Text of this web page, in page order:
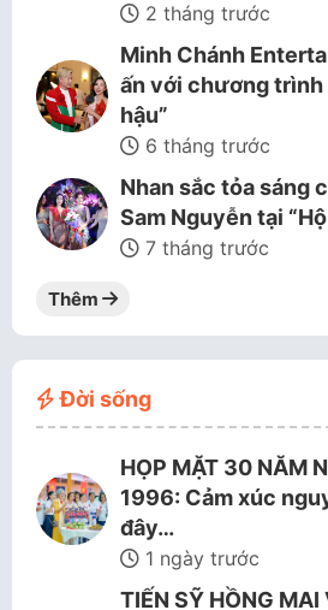
2 tháng trước
Minh Chánh
ấn với chương trình
hậu”
6 tháng trước
Nhan sắc tỏa sáng
Sam Nguyễn tại
7 tháng trước
Thêm
Đời sống
HỌP MẶT 30 NĂM
1996: Cảm xúc
đây…
1 ngày trước
TIẾN SỸ HỒNG MAI